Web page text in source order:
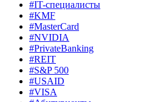
#IT-специалисты
#KMF
#MasterCard
#NVIDIA
#PrivateBanking
#REIT
#S&P 500
#USAID
#VISA